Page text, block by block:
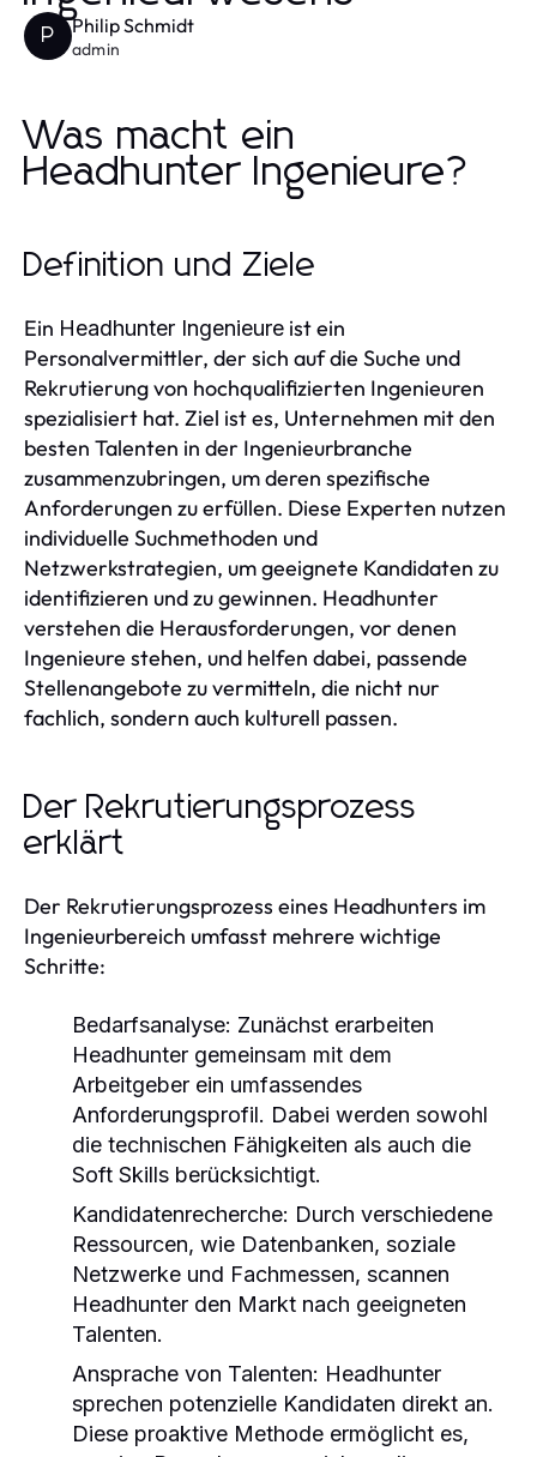
P Philip Schmidt
admin
Was macht ein
Headhunter Ingenieure?
Definition und Ziele
Ein Headhunter Ingenieure ist ein
Personalvermittler, der sich auf die Suche und
Rekrutierung von hochqualifizierten Ingenieuren
spezialisiert hat. Ziel ist es, Unternehmen mit den
besten Talenten in der Ingenieurbranche
zusammenzubringen, um deren spezifische
Anforderungen zu erfüllen. Diese Experten nutzen
individuelle Suchmethoden und
Netzwerkstrategien, um geeignete Kandidaten zu
identifizieren und zu gewinnen. Headhunter
verstehen die Herausforderungen, vor denen
Ingenieure stehen, und helfen dabei, passende
Stellenangebote zu vermitteln, die nicht nur
fachlich, sondern auch kulturell passen.
Der Rekrutierungsprozess
erklärt
Der Rekrutierungsprozess eines Headhunters im
Ingenieurbereich umfasst mehrere wichtige
Schritte:
Bedarfsanalyse: Zunächst erarbeiten
Headhunter gemeinsam mit dem
Arbeitgeber ein umfassendes
Anforderungsprofil. Dabei werden sowohl
die technischen Fähigkeiten als auch die
Soft Skills berücksichtigt.
Kandidatenrecherche: Durch verschiedene
Ressourcen, wie Datenbanken, soziale
Netzwerke und Fachmessen, scannen
Headhunter den Markt nach geeigneten
Talenten.
Ansprache von Talenten: Headhunter
sprechen potenzielle Kandidaten direkt an.
Diese proaktive Methode ermöglicht es,